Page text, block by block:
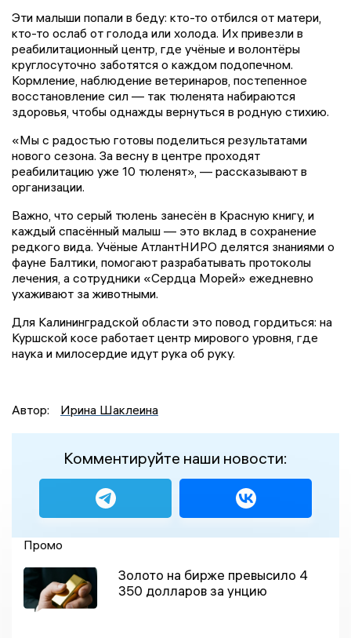
Эти малыши попали в беду: кто-то отбился от матери,
кто-то ослаб от голода или холода. Их привезли в
реабилитационный центр, где учёные и волонтёры
круглосуточно заботятся о каждом подопечном.
Кормление, наблюдение ветеринаров, постепенное
восстановление сил — так тюленята набираются
здоровья, чтобы однажды вернуться в родную стихию.
«Мы с радостью готовы поделиться результатами
нового сезона. За весну в центре проходят
реабилитацию уже 10 тюленят», — рассказывают в
организации.
Важно, что серый тюлень занесён в Красную книгу, и
каждый спасённый малыш — это вклад в сохранение
редкого вида. Учёные АтлантНИРО делятся знаниями о
фауне Балтики, помогают разрабатывать протоколы
лечения, а сотрудники «Сердца Морей» ежедневно
ухаживают за животными.
Для Калининградской области это повод гордиться: на
Куршской косе работает центр мирового уровня, где
наука и милосердие идут рука об руку.
Автор: Ирина Шаклеина
Комментируйте наши новости:
Промо
Золото на бирже превысило 4
350 долларов за унцию